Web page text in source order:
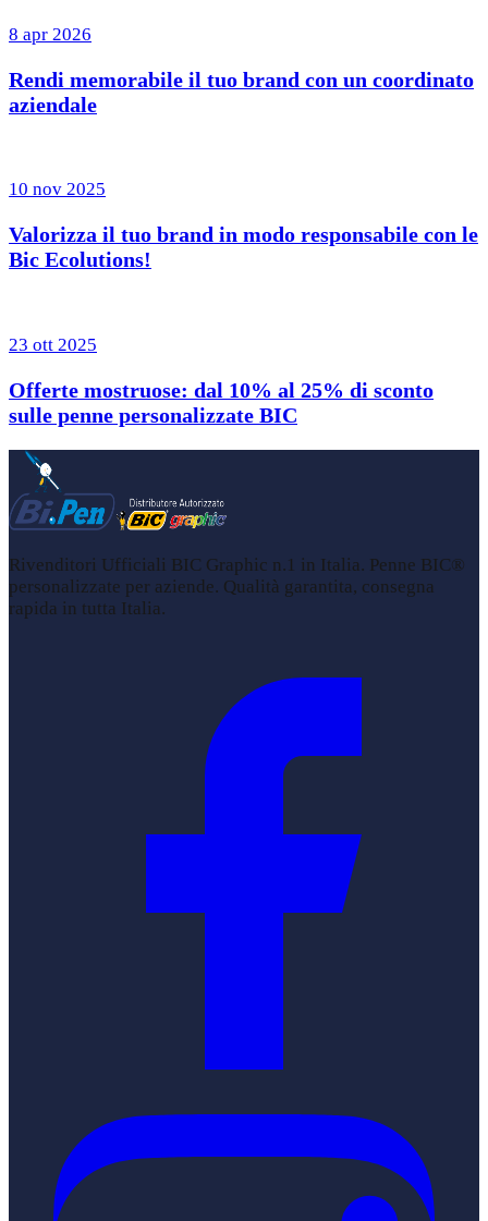
8 apr 2026
Rendi memorabile il tuo brand con un coordinato
aziendale
10 nov 2025
Valorizza il tuo brand in modo responsabile con le
Bic Ecolutions!
23 ott 2025
Offerte mostruose: dal 10% al 25% di sconto
sulle penne personalizzate BIC
Rivenditori Ufficiali BIC Graphic n.1 in Italia. Penne BIC®
personalizzate per aziende. Qualità garantita, consegna
rapida in tutta Italia.